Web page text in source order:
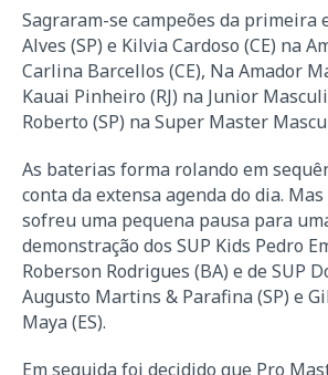
Sagraram-se campeões da primeira
Alves (SP) e Kilvia Cardoso (CE) na
Carlina Barcellos (CE), Na Amador
Kauai Pinheiro (RJ) na Junior
Roberto (SP) na Super Master
As baterias forma rolando em
conta da extensa agenda do dia.
sofreu uma pequena pausa para
demonstração dos SUP Kids Pedro
Roberson Rodrigues (BA) e de SUP
Augusto Martins & Parafina (SP) e
Maya (ES).
Em seguida foi decidido que Pro